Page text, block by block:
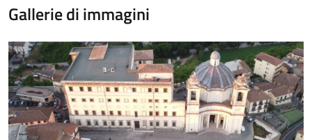
Gallerie di immagini